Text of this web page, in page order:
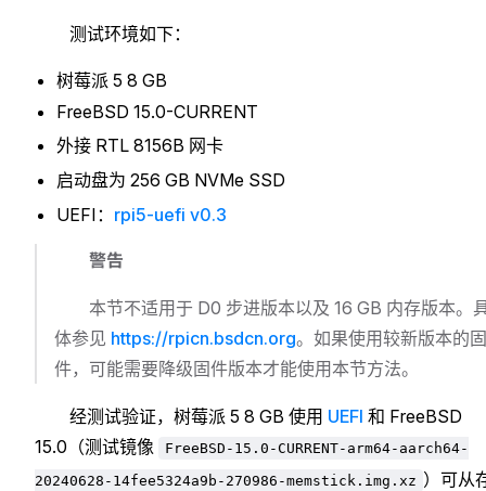
测试环境如下：
树莓派 5 8 GB
FreeBSD 15.0-CURRENT
外接 RTL 8156B 网卡
启动盘为 256 GB NVMe SSD
UEFI： rpi5-uefi v0.3
警告
本节不适用于 D0 步进版本以及 16 GB 内存版本。
体参见 https://rpicn.bsdcn.org。如果使用较新版本的固
件，可能需要降级固件版本才能使用本节方法。
经测试验证，树莓派 5 8 GB 使用 UEFI 和 FreeBSD
15.0（测试镜像
FreeBSD-15.0-CURRENT-arm64-aarch64-
20240628-14fee5324a9b-270986-memstick.img.xz ）可从